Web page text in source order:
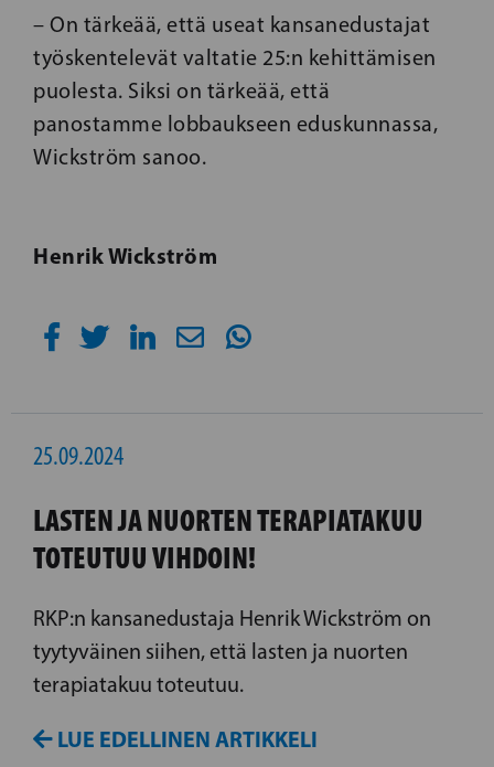
– On tärkeää, että useat kansanedustajat
työskentelevät valtatie 25:n kehittämisen
puolesta. Siksi on tärkeää, että
panostamme lobbaukseen eduskunnassa,
Wickström sanoo.
Henrik Wickström
25.09.2024
LASTEN JA NUORTEN TERAPIATAKUU
TOTEUTUU VIHDOIN!
RKP:n kansanedustaja Henrik Wickström on
tyytyväinen siihen, että lasten ja nuorten
terapiatakuu toteutuu.
LUE EDELLINEN ARTIKKELI